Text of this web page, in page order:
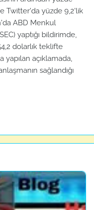
Twitter'da yüzde 9,2'lik
ABD Menkul
yaptığı bildirimde,
dolarlık teklifte
açıklamada,
sağlandığı